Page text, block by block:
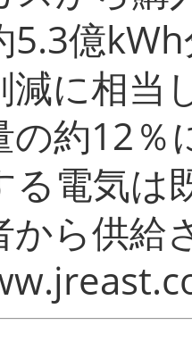
5.3億
減に相当
の約12％
る電気は
から供給